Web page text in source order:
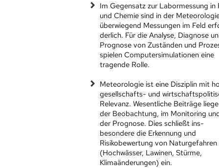
Im Gegensatz zur Labormessung in
und Chemie sind in der
überwiegend Messungen im Feld
derlich. Für die Analyse, Diagnose
Prognose von Zuständen und
spielen Computersimulationen eine
tragende Rolle.
Meteorologie ist eine Disziplin mit
gesellschafts- und
Relevanz. Wesentliche Beiträge
der Beobachtung, im Monitoring
der Prognose. Dies schließt ins-
besondere die Erkennung und
Risikobewertung von Naturgefahren
(Hochwässer, Lawinen, Stürme,
Klimaänderungen) ein.